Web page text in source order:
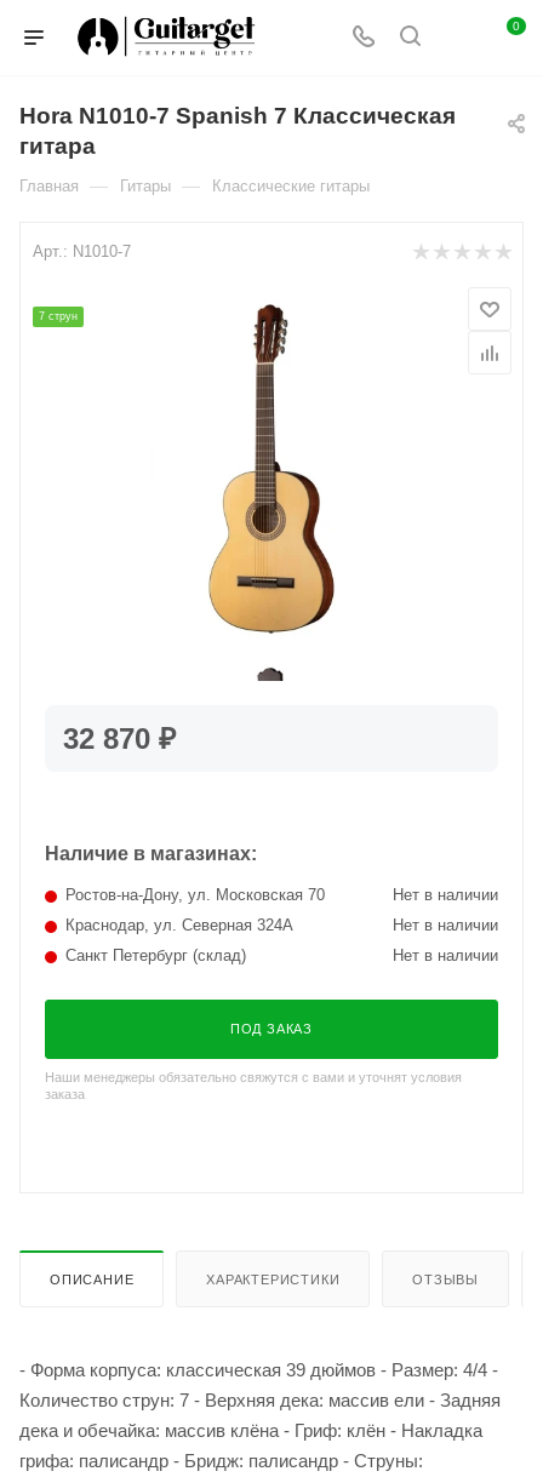
0
Hora N1010-7 Spanish 7 Классическая
гитара
Главная — Гитары — Классические гитары
Арт.: N1010-7
7 струн
32 870 ₽
Наличие в магазинах:
Краснодар, ул. Северная 324А Нет в наличии
Ростов-на-Дону, ул. Московская 70 Нет в наличии
Санкт Петербург (склад) Нет в наличии
ПОД ЗАКАЗ
Наши менеджеры обязательно свяжутся с вами и уточнят условия
заказа
ОПИСАНИЕ ХАРАКТЕРИСТИКИ ОТЗЫВЫ
- Форма корпуса: классическая 39 дюймов - Размер: 4/4 -
Количество струн: 7 - Верхняя дека: массив ели - Задняя
дека и обечайка: массив клёна - Гриф: клён - Накладка
грифа: палисандр - Бридж: палисандр - Струны: